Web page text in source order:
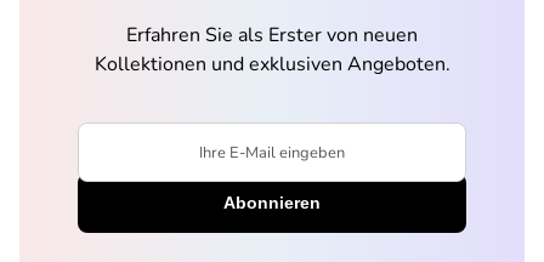
Erfahren Sie als Erster von neuen
Kollektionen und exklusiven Angeboten.
Ihre E-Mail eingeben